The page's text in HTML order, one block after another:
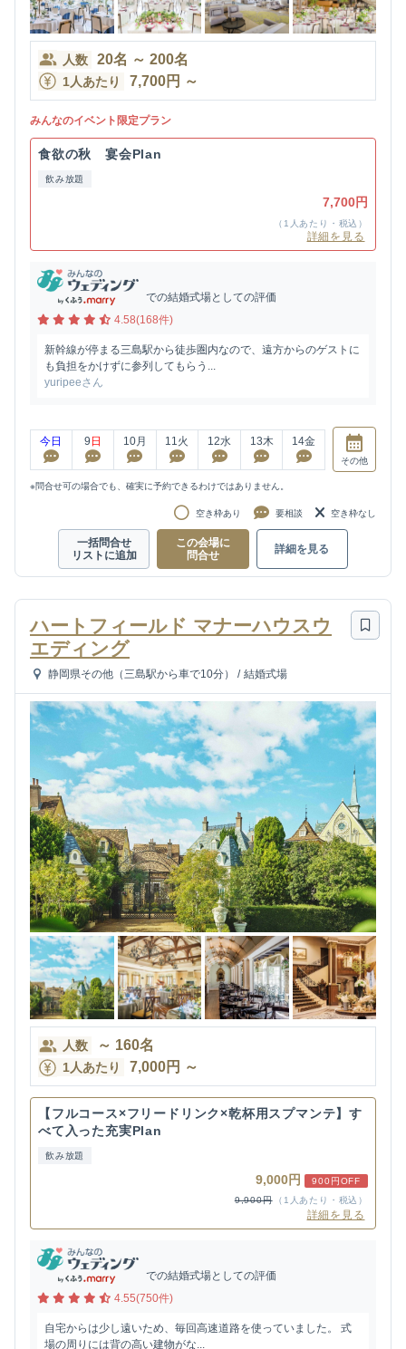
人数 20名 ～ 200名
1人あたり 7,700円 ～
みんなのイベント限定プラン
食欲の秋 宴会Plan
飲み放題
7,700円
（1人あたり・税込）
詳細を見る
での結婚式場としての評価
4.58(168件)
新幹線が停まる三島駅から徒歩圏内なので、遠方からのゲストに
も負担をかけずに参列してもらう...
yuripeeさん
今日 9 日 10月 11 火 12水 13木 14金
その他
※問合せ可の場合でも、確実に予約できるわけではありません。
空き枠あり 要相談 空き枠なし
一括問合せ
リストに追加
この会場に
問合せ
詳細を見る
ハートフィールド マナーハウスウ
エディング
静岡県その他（三島駅から車で10分） / 結婚式場
人数 ～ 160名
1人あたり 7,000円 ～
【フルコース×フリードリンク×乾杯用スプマンテ】す
べて入った充実Plan
飲み放題
9,000円
900円OFF
9,900円
（1人あたり・税込）
詳細を見る
での結婚式場としての評価
4.55(750件)
自宅からは少し遠いため、毎回高速道路を使っていました。 式
場の周りには背の高い建物がな...